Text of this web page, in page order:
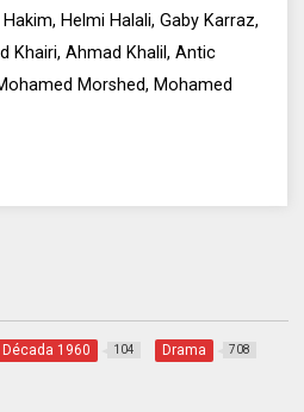
Hakim, Helmi Halali, Gaby Karraz,
Khairi, Ahmad Khalil, Antic
Morshed, Mohamed
Década 1960 104 Drama 708